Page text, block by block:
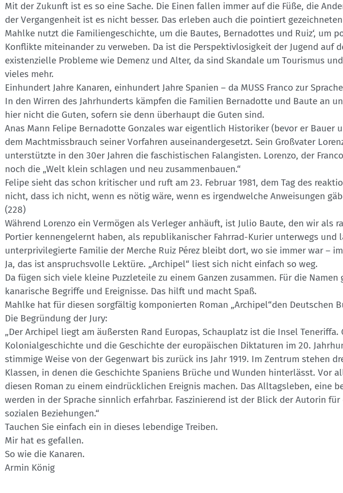
Mit der Zukunft ist es so eine Sache. Die Einen fallen immer auf die Füße, die
der Vergangenheit ist es nicht besser. Das erleben auch die pointiert
Mahlke nutzt die Familiengeschichte, um die Bautes, Bernadottes und Ruiz‘, um
Konflikte miteinander zu verweben. Da ist die Perspektivlosigkeit der Jugend auf
existenzielle Probleme wie Demenz und Alter, da sind Skandale um Tourismus
vieles mehr.
Einhundert Jahre Kanaren, einhundert Jahre Spanien – da MUSS Franco zur
In den Wirren des Jahrhunderts kämpfen die Familien Bernadotte und Baute an
hier nicht die Guten, sofern sie denn überhaupt die Guten sind.
Anas Mann Felipe Bernadotte Gonzales war eigentlich Historiker (bevor er
dem Machtmissbrauch seiner Vorfahren auseinandergesetzt. Sein Großvater
unterstützte in den 30er Jahren die faschistischen Falangisten. Lorenzo, der
noch die „Welt klein schlagen und neu zusammenbauen.“
Felipe sieht das schon kritischer und ruft am 23. Februar 1981, dem Tag des
nicht, dass ich nicht, wenn es nötig wäre, wenn es irgendwelche Anweisungen
(228)
Während Lorenzo ein Vermögen als Verleger anhäuft, ist Julio Baute, den wir als
Portier kennengelernt haben, als republikanischer Fahrrad-Kurier unterwegs und
unterprivilegierte Familie der Merche Ruiz Pérez bleibt dort, wo sie immer war –
Ja, das ist anspruchsvolle Lektüre. „Archipel“ liest sich nicht einfach so weg.
Da fügen sich viele kleine Puzzleteile zu einem Ganzen zusammen. Für die
kanarische Begriffe und Ereignisse. Das hilft und macht Spaß.
Mahlke hat für diesen sorgfältig komponierten Roman „Archipel“den Deutschen
Die Begründung der Jury:
„Der Archipel liegt am äußersten Rand Europas, Schauplatz ist die Insel
Kolonialgeschichte und die Geschichte der europäischen Diktaturen im 20.
stimmige Weise von der Gegenwart bis zurück ins Jahr 1919. Im Zentrum stehen
Klassen, in denen die Geschichte Spaniens Brüche und Wunden hinterlässt. Vor
diesen Roman zu einem eindrücklichen Ereignis machen. Das Alltagsleben, eine
werden in der Sprache sinnlich erfahrbar. Faszinierend ist der Blick der Autorin
sozialen Beziehungen.“
Tauchen Sie einfach ein in dieses lebendige Treiben.
Mir hat es gefallen.
So wie die Kanaren.
Armin König